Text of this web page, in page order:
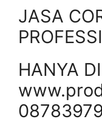
JASA
HANYA DI